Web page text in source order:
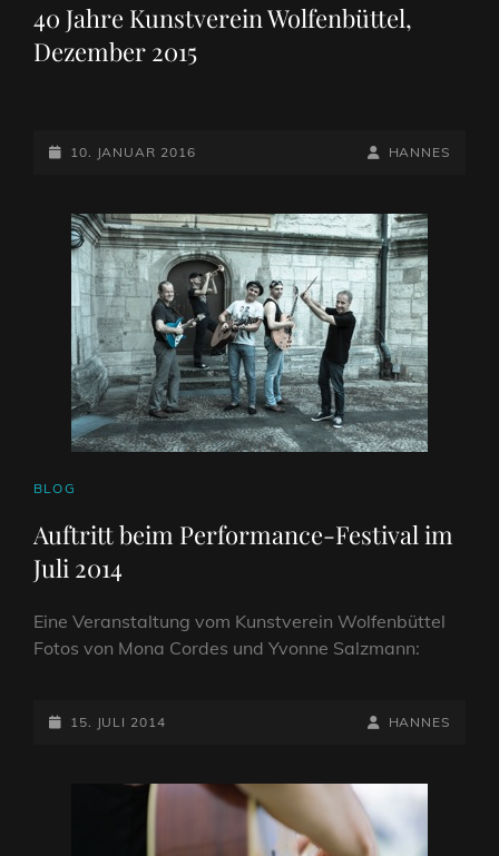
40 Jahre Kunstverein Wolfenbüttel,
Dezember 2015
POSTED-
10. JANUAR 2016
BY
BYLINE
HANNES
CAT
BLOG
Auftritt beim Performance-Festival im
Juli 2014
Eine Veranstaltung vom Kunstverein Wolfenbüttel
Fotos von Mona Cordes und Yvonne Salzmann:
POSTED-
15. JULI 2014
BY
BYLINE
HANNES